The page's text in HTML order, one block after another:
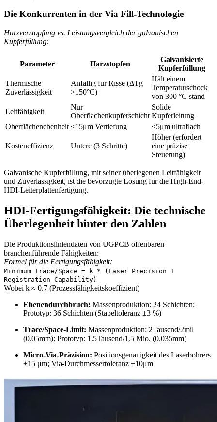
Die Konkurrenten in der Via Fill-Technologie
Harzverstopfung vs. Leistungsvergleich der galvanischen
Kupferfüllung:
Parameter Harzstopfen
Galvanisierte
Kupferfüllung
Thermische
Zuverlässigkeit
Anfällig für Risse (ΔTg
>150°C)
Hält einem
Temperaturschock
von 300 °C stand
Leitfähigkeit
Nur
Oberflächenkupferschicht
Solide
Kupferleitung
Oberflächenebenheit ≤15μm Vertiefung ≤5μm ultraflach
Kosteneffizienz Untere (3 Schritte)
Höher (erfordert
eine präzise
Steuerung)
Galvanische Kupferfüllung, mit seiner überlegenen Leitfähigkeit
und Zuverlässigkeit, ist die bevorzugte Lösung für die High-End-
HDI-Leiterplattenfertigung.
HDI-Fertigungsfähigkeit: Die technische
Überlegenheit hinter den Zahlen
Die Produktionsliniendaten von UGPCB offenbaren
branchenführende Fähigkeiten:
Formel für die Fertigungsfähigkeit:
Minimum Trace/Space = k * (Laser Precision +
Registration Capability)
Wobei k ≈ 0.7 (Prozessfähigkeitskoeffizient)
Ebenendurchbruch: Massenproduktion: 24 Schichten;
Prototyp: 36 Schichten (Stapeltoleranz ±3 %)
Trace/Space-Limit: Massenproduktion: 2Tausend/2mil
(0.05mm); Prototyp: 1.5Tausend/1,5 Mio. (0.035mm)
Micro-Via-Präzision: Positionsgenauigkeit des Laserbohrers
±15 μm; Via-Durchmessertoleranz ±10μm